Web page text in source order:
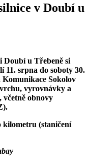
v Doubí u
Doubí u Třebeně si
11. srpna do soboty 30.
Sokolov
vyrovnávky a
včetně obnovy
kilometru (staničení